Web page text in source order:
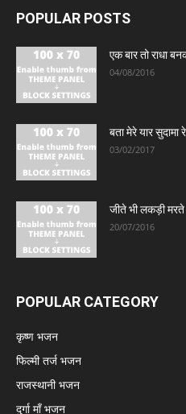
POPULAR POSTS
एक बार तो राधा
04/08/2016
बता मेरे यार सुदामा
03/02/2017
जीते भी लकड़ी
20/07/2016
POPULAR CATEGORY
कृष्ण भजन
फिल्मी तर्ज भजन
राजस्थानी भजन
दुर्गा माँ भजन